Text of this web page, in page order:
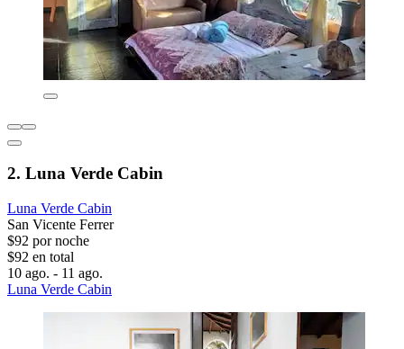
2. Luna Verde Cabin
Luna Verde Cabin
San Vicente Ferrer
$92 por noche
$92 en total
10 ago. - 11 ago.
Luna Verde Cabin